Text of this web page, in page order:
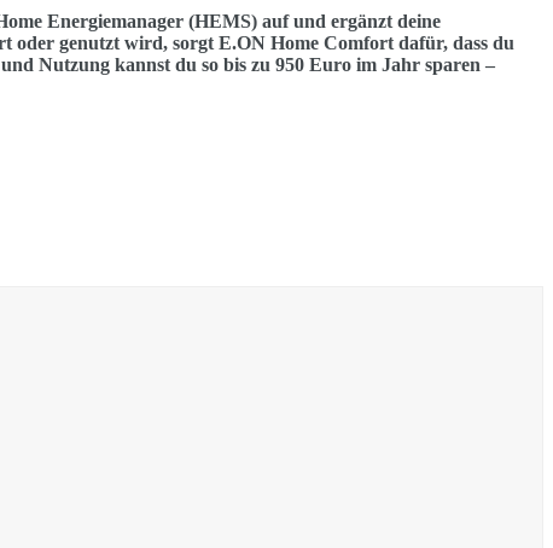
Energiemanager (HEMS) auf und ergänzt deine
oder genutzt wird, sorgt E.ON Home Comfort dafür, dass du
Nutzung kannst du so bis zu 950 Euro im Jahr sparen –